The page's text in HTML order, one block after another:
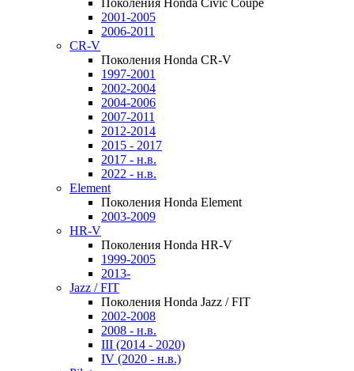
Поколения Honda Civic Coupe
2001-2005
2006-2011
CR-V
Поколения Honda CR-V
1997-2001
2002-2004
2004-2006
2007-2011
2012-2014
2015 - 2017
2017 - н.в.
2022 - н.в.
Element
Поколения Honda Element
2003-2009
HR-V
Поколения Honda HR-V
1999-2005
2013-
Jazz / FIT
Поколения Honda Jazz / FIT
2002-2008
2008 - н.в.
III (2014 - 2020)
IV (2020 - н.в.)